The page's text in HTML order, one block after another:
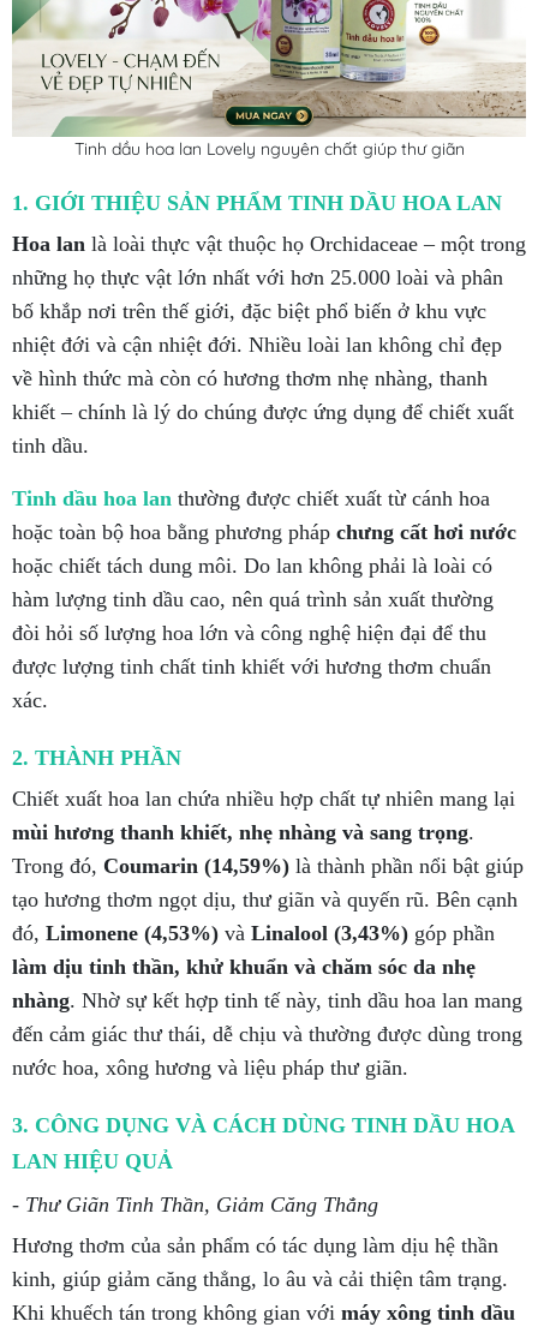
Tinh dầu hoa lan Lovely nguyên chất giúp thư giãn
1. GIỚI THIỆU SẢN PHẨM TINH DẦU HOA LAN
Hoa lan là loài thực vật thuộc họ Orchidaceae – một trong
những họ thực vật lớn nhất với hơn 25.000 loài và phân
bố khắp nơi trên thế giới, đặc biệt phổ biến ở khu vực
nhiệt đới và cận nhiệt đới. Nhiều loài lan không chỉ đẹp
về hình thức mà còn có hương thơm nhẹ nhàng, thanh
khiết – chính là lý do chúng được ứng dụng để chiết xuất
tinh dầu.
Tinh dầu hoa lan thường được chiết xuất từ cánh hoa
hoặc toàn bộ hoa bằng phương pháp chưng cất hơi nước
hoặc chiết tách dung môi. Do lan không phải là loài có
hàm lượng tinh dầu cao, nên quá trình sản xuất thường
đòi hỏi số lượng hoa lớn và công nghệ hiện đại để thu
được lượng tinh chất tinh khiết với hương thơm chuẩn
xác.
2. THÀNH PHẦN
Chiết xuất hoa lan chứa nhiều hợp chất tự nhiên mang lại
mùi hương thanh khiết, nhẹ nhàng và sang trọng.
Trong đó, Coumarin (14,59%) là thành phần nổi bật giúp
tạo hương thơm ngọt dịu, thư giãn và quyến rũ. Bên cạnh
đó, Limonene (4,53%) và Linalool (3,43%) góp phần
làm dịu tinh thần, khử khuẩn và chăm sóc da nhẹ
nhàng. Nhờ sự kết hợp tinh tế này, tinh dầu hoa lan mang
đến cảm giác thư thái, dễ chịu và thường được dùng trong
nước hoa, xông hương và liệu pháp thư giãn.
3. CÔNG DỤNG VÀ CÁCH DÙNG TINH DẦU HOA
LAN HIỆU QUẢ
- Thư Giãn Tinh Thần, Giảm Căng Thẳng
Hương thơm của sản phẩm có tác dụng làm dịu hệ thần
kinh, giúp giảm căng thẳng, lo âu và cải thiện tâm trạng.
Khi khuếch tán trong không gian với máy xông tinh dầu